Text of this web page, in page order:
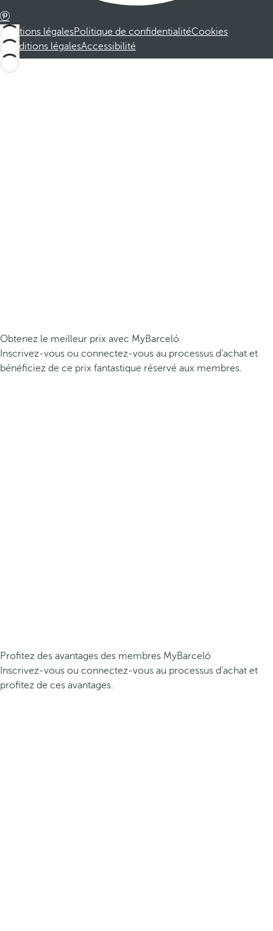
Mentions légalesPolitique de confidentialitéCookies
Conditions légalesAccessibilité
Obtenez le meilleur prix avec MyBarceló
Inscrivez-vous ou connectez-vous au processus d’achat et
bénéficiez de ce prix fantastique réservé aux membres.
Profitez des avantages des membres MyBarceló
Inscrivez-vous ou connectez-vous au processus d’achat et
profitez de ces avantages.